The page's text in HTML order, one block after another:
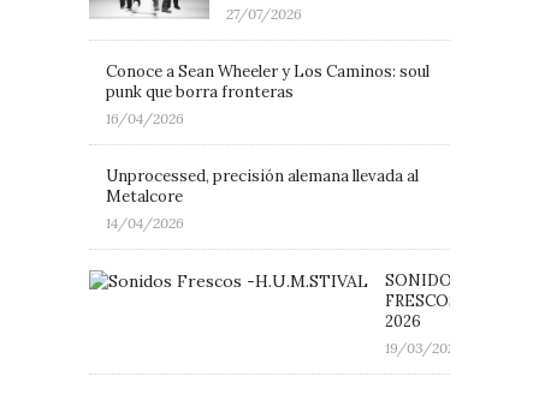
27/07/2026
Conoce a Sean Wheeler y Los Caminos: soul
punk que borra fronteras
16/04/2026
Unprocessed, precisión alemana llevada al
Metalcore
14/04/2026
SONIDOS
FRESCOS:
2026
19/03/2026